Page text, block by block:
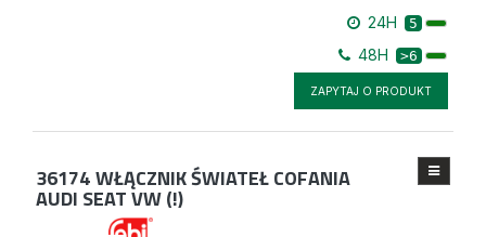
24H 5
48H >6
ZAPYTAJ O PRODUKT
36174WŁĄCZNIK ŚWIATEŁ COFANIA
AUDI SEAT VW (!)